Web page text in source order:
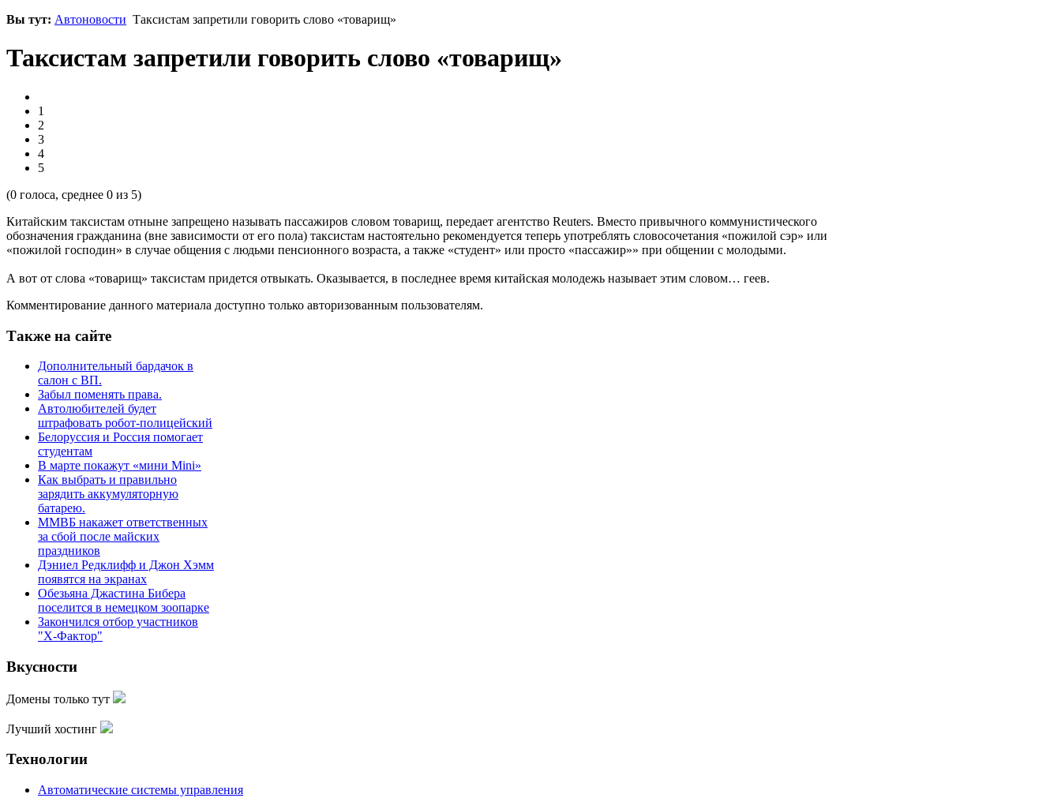
Вы тут: Автоновости Таксистам запретили говорить слово «товарищ»
Таксистам запретили говорить слово «товарищ»
1
2
3
4
5
(0 голоса, среднее 0 из 5)
Китайским таксистам отныне запрещено называть пассажиров словом товарищ, передает агентство Reuters. Вместо привычного коммунистического
обозначения гражданина (вне зависимости от его пола) таксистам настоятельно рекомендуется теперь употреблять словосочетания «пожилой сэр» или
«пожилой господин» в случае общения с людьми пенсионного возраста, а также «студент» или просто «пассажир»» при общении с молодыми.
А вот от слова «товарищ» таксистам придется отвыкать. Оказывается, в последнее время китайская молодежь называет этим словом… геев.
Комментирование данного материала доступно только авторизованным пользователям.
Также на сайте
Дополнительный бардачок в
салон с ВП.
Забыл поменять права.
Автолюбителей будет
штрафовать робот-полицейский
Белоруссия и Россия помогает
студентам
В марте покажут «мини Mini»
Как выбрать и правильно
зарядить аккумуляторную
батарею.
ММВБ накажет ответственных
за сбой после майских
праздников
Дэниел Редклифф и Джон Хэмм
появятся на экранах
Обезьяна Джастина Бибера
поселится в немецком зоопарке
Закончился отбор участников
"Х-Фактор"
Вкусности
Домены только тут
Лучший хостинг
Технологии
Автоматические системы управления